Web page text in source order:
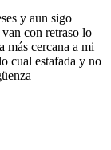
y aun sigo
con retraso lo
más cercana a mi
cual estafada y no